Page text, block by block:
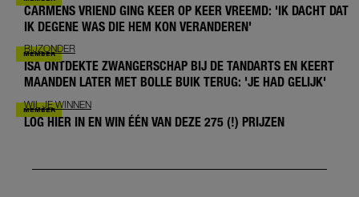
CARMENS VRIEND GING KEER OP KEER VREEMD: 'IK DACHT DAT
IK DEGENE WAS DIE HEM KON VERANDEREN'
BIJZONDER
ISA ONTDEKTE ZWANGERSCHAP BIJ DE TANDARTS EN KEERT
MAANDEN LATER MET BOLLE BUIK TERUG: 'JE HAD GELIJK'
WIL JE WINNEN
LOG HIER IN EN WIN ÉÉN VAN DEZE 275 (!) PRIJZEN